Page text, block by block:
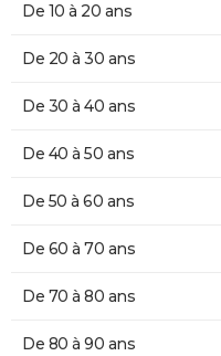
De 10 à 20 ans
De 20 à 30 ans
De 30 à 40 ans
De 40 à 50 ans
De 50 à 60 ans
De 60 à 70 ans
De 70 à 80 ans
De 80 à 90 ans